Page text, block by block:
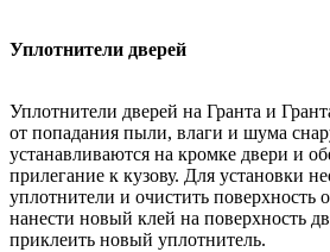
Уплотнители дверей
Уплотнители дверей на Гранта и
от попадания пыли, влаги и шума
устанавливаются на кромке двери и
прилегание к кузову. Для установки
уплотнители и очистить поверхность
нанести новый клей на поверхность
приклеить новый уплотнитель.